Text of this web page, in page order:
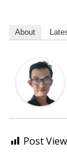
About
Post